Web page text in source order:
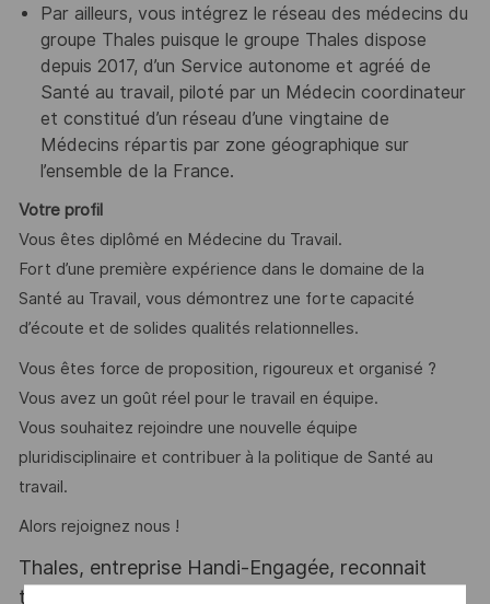
Par ailleurs, vous intégrez le réseau des médecins du
groupe Thales puisque le groupe Thales dispose
depuis 2017, d’un Service autonome et agréé de
Santé au travail, piloté par un Médecin coordinateur
et constitué d’un réseau d’une vingtaine de
Médecins répartis par zone géographique sur
l’ensemble de la France.
Votre profil
Vous êtes diplômé en Médecine du Travail.
Fort d’une première expérience dans le domaine de la
Santé au Travail, vous démontrez une forte capacité
d’écoute et de solides qualités relationnelles.
Vous êtes force de proposition, rigoureux et organisé ?
Vous avez un goût réel pour le travail en équipe.
Vous souhaitez rejoindre une nouvelle équipe
pluridisciplinaire et contribuer à la politique de Santé au
travail.
Alors rejoignez nous !
Thales, entreprise Handi-Engagée, reconnait
tous les talents. La diversité est notre meilleur